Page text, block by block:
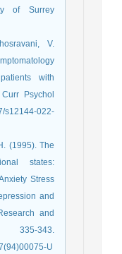
of Surrey
V.
with
Psychol
022-
(1995). The
states:
Stress
and
and
343.
U